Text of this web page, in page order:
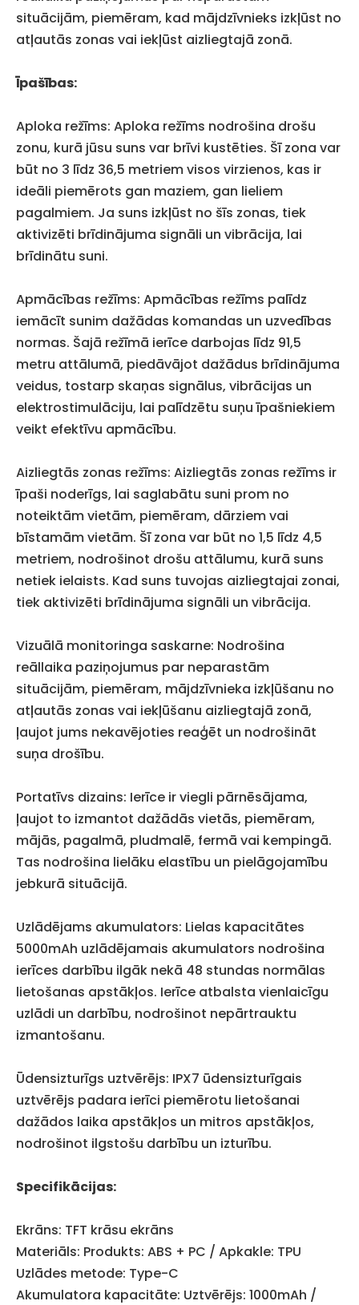
situācijām, piemēram, kad mājdzīvnieks izkļūst no
atļautās zonas vai iekļūst aizliegtajā zonā.
Īpašības:
Aploka režīms: Aploka režīms nodrošina drošu
zonu, kurā jūsu suns var brīvi kustēties. Šī zona var
būt no 3 līdz 36,5 metriem visos virzienos, kas ir
ideāli piemērots gan maziem, gan lieliem
pagalmiem. Ja suns izkļūst no šīs zonas, tiek
aktivizēti brīdinājuma signāli un vibrācija, lai
brīdinātu suni.
Apmācības režīms: Apmācības režīms palīdz
iemācīt sunim dažādas komandas un uzvedības
normas. Šajā režīmā ierīce darbojas līdz 91,5
metru attālumā, piedāvājot dažādus brīdinājuma
veidus, tostarp skaņas signālus, vibrācijas un
elektrostimulāciju, lai palīdzētu suņu īpašniekiem
veikt efektīvu apmācību.
Aizliegtās zonas režīms: Aizliegtās zonas režīms ir
īpaši noderīgs, lai saglabātu suni prom no
noteiktām vietām, piemēram, dārziem vai
bīstamām vietām. Šī zona var būt no 1,5 līdz 4,5
metriem, nodrošinot drošu attālumu, kurā suns
netiek ielaists. Kad suns tuvojas aizliegtajai zonai,
tiek aktivizēti brīdinājuma signāli un vibrācija.
Vizuālā monitoringa saskarne: Nodrošina
reāllaika paziņojumus par neparastām
situācijām, piemēram, mājdzīvnieka izkļūšanu no
atļautās zonas vai iekļūšanu aizliegtajā zonā,
ļaujot jums nekavējoties reaģēt un nodrošināt
suņa drošību.
Portatīvs dizains: Ierīce ir viegli pārnēsājama,
ļaujot to izmantot dažādās vietās, piemēram,
mājās, pagalmā, pludmalē, fermā vai kempingā.
Tas nodrošina lielāku elastību un pielāgojamību
jebkurā situācijā.
Uzlādējams akumulators: Lielas kapacitātes
5000mAh uzlādējamais akumulators nodrošina
ierīces darbību ilgāk nekā 48 stundas normālas
lietošanas apstākļos. Ierīce atbalsta vienlaicīgu
uzlādi un darbību, nodrošinot nepārtrauktu
izmantošanu.
Ūdensizturīgs uztvērējs: IPX7 ūdensizturīgais
uztvērējs padara ierīci piemērotu lietošanai
dažādos laika apstākļos un mitros apstākļos,
nodrošinot ilgstošu darbību un izturību.
Specifikācijas:
Ekrāns: TFT krāsu ekrāns
Materiāls: Produkts: ABS + PC / Apkakle: TPU
Uzlādes metode: Type-C
Akumulatora kapacitāte: Uztvērējs: 1000mAh /